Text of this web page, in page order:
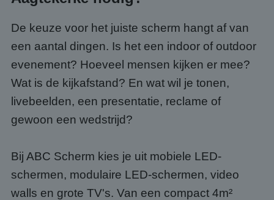
De keuze voor het juiste scherm hangt af van
een aantal dingen. Is het een indoor of outdoor
evenement? Hoeveel mensen kijken er mee?
Wat is de kijkafstand? En wat wil je tonen,
livebeelden, een presentatie, reclame of
gewoon een wedstrijd?
Bij ABC Scherm kies je uit mobiele LED-
schermen, modulaire LED-schermen, video
walls en grote TV's. Van een compact 4m²